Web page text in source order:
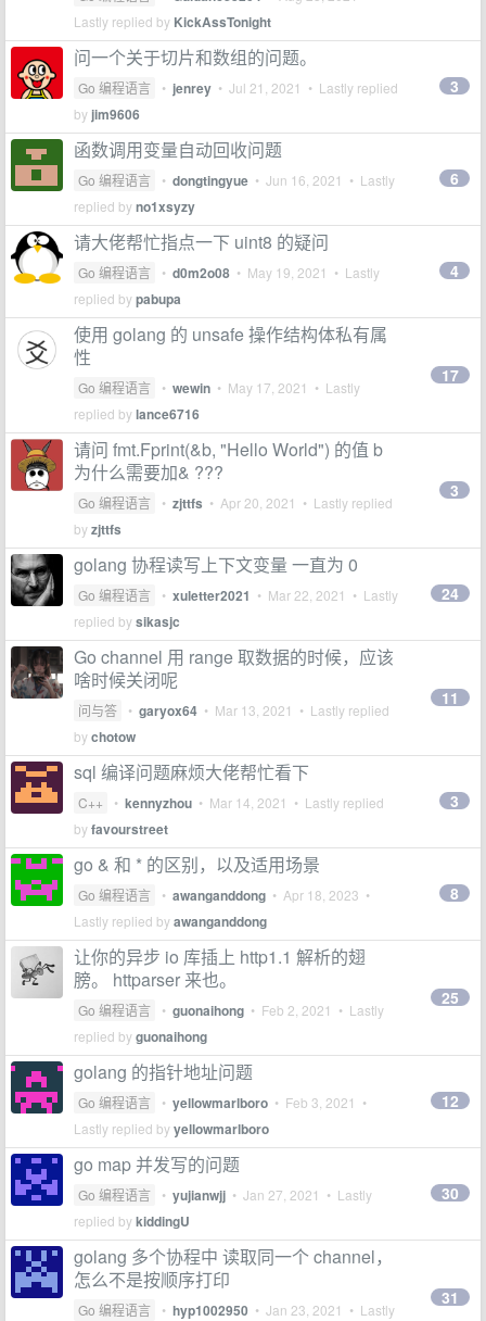
Lastly replied by KickAssTonight
问一个关于切片和数组的问题。
Go 编程语言 • jenrey • Jul 21, 2021 • Lastly replied
by jim9606
3
函数调用变量自动回收问题
Go 编程语言 • dongtingyue • Jun 16, 2021 • Lastly
replied byno1xsyzy
6
请大佬帮忙指点一下 uint8 的疑问
Go 编程语言 • d0m2o08 • May 19, 2021 • Lastly
replied bypabupa
4
使用 golang 的 unsafe 操作结构体私有属
性
Go 编程语言 • wewin • May 17, 2021 • Lastly
replied bylance6716
17
请问 fmt.Fprint(&b, "Hello World") 的值 b
为什么需要加& ???
Go 编程语言 • zjttfs • Apr 20, 2021 • Lastly replied
byzjttfs
3
golang 协程读写上下文变量 一直为 0
Go 编程语言 • xuletter2021 • Mar 22, 2021 • Lastly
replied bysikasjc
24
Go channel 用 range 取数据的时候，应该
啥时候关闭呢
问与答 • garyox64 • Mar 13, 2021 • Lastly replied
bychotow
11
sql 编译问题麻烦大佬帮忙看下
C++ • kennyzhou • Mar 14, 2021 • Lastly replied
byfavourstreet
3
go & 和 * 的区别，以及适用场景
Go 编程语言 • awanganddong • Apr 18, 2023 •
Lastly replied byawanganddong
8
让你的异步 io 库插上 http1.1 解析的翅
膀。 httparser 来也。
Go 编程语言 • guonaihong • Feb 2, 2021 • Lastly
replied byguonaihong
25
golang 的指针地址问题
Go 编程语言 • yellowmarlboro • Feb 3, 2021 •
Lastly replied byyellowmarlboro
12
go map 并发写的问题
Go 编程语言 • yujianwjj • Jan 27, 2021 • Lastly
replied bykiddingU
30
golang 多个协程中 读取同一个 channel，
怎么不是按顺序打印
Go 编程语言 • hyp1002950 • Jan 23, 2021 • Lastly
31